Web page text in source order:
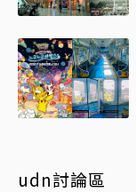
udn討論區